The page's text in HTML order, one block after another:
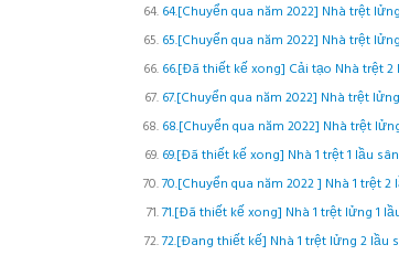
64.[Chuyển qua năm 2022] Nhà trệt
65.[Chuyển qua năm 2022] Nhà trệt
66.[Đã thiết kế xong] Cải tạo Nhà trệt 2
67.[Chuyển qua năm 2022] Nhà trệt
68.[Chuyển qua năm 2022] Nhà trệt
69.[Đã thiết kế xong] Nhà 1 trệt 1 lầu
70.[Chuyển qua năm 2022 ] Nhà 1 trệt
71.[Đã thiết kế xong] Nhà 1 trệt lửng 1
72.[Đang thiết kế] Nhà 1 trệt lửng 2 lầu